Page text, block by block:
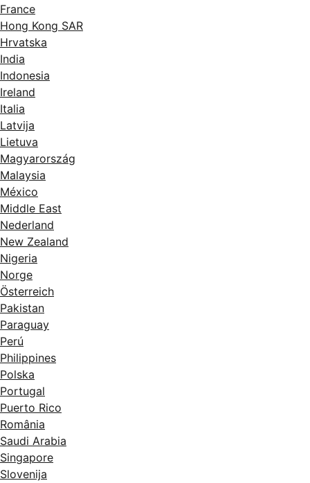
France
Hong Kong SAR
Hrvatska
India
Indonesia
Ireland
Italia
Latvija
Lietuva
Magyarország
Malaysia
México
Middle East
Nederland
New Zealand
Nigeria
Norge
Österreich
Pakistan
Paraguay
Perú
Philippines
Polska
Portugal
Puerto Rico
România
Saudi Arabia
Singapore
Slovenija